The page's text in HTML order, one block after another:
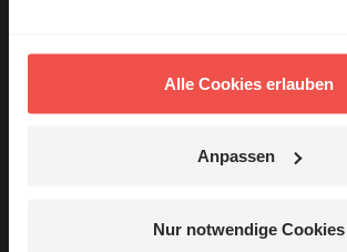
Alle Cookies erlauben
Anpassen
Nur notwendige Cookies
Name:
entdecken